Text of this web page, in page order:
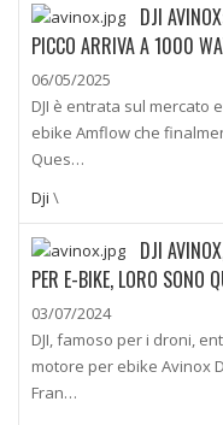
DJI
PICCO ARRIVA A 1000
06/05/2025
DJI è entrata sul mercato
ebike Amflow che
Ques…
Dji \
DJI
PER E-BIKE, LORO SONO
03/07/2024
DJI, famoso per i droni,
motore per ebike Avinox
Fran…